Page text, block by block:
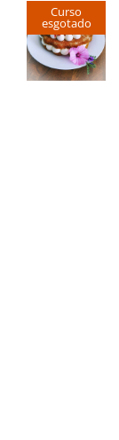
Curso
esgotado